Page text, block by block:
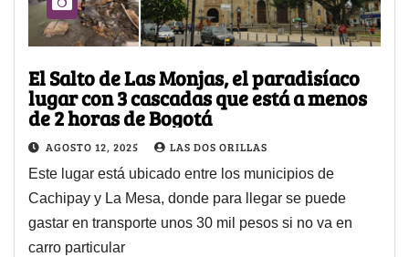
El Salto de Las Monjas, el paradisíaco
lugar con 3 cascadas que está a menos
de 2 horas de Bogotá
AGOSTO 12, 2025 LAS DOS ORILLAS
Este lugar está ubicado entre los municipios de
Cachipay y La Mesa, donde para llegar se puede
gastar en transporte unos 30 mil pesos si no va en
carro particular